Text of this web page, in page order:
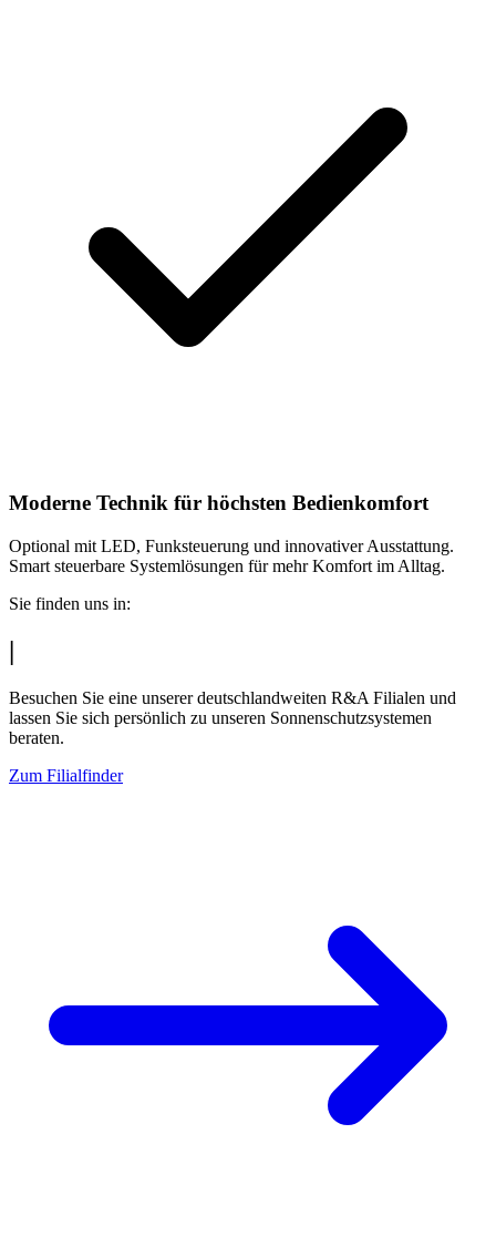
Moderne Technik für höchsten Bedienkomfort
Optional mit LED, Funksteuerung und innovativer Ausstattung.
Smart steuerbare Systemlösungen für mehr Komfort im Alltag.
Sie finden uns in:
|
Besuchen Sie eine unserer deutschlandweiten R&A Filialen und
lassen Sie sich persönlich zu unseren Sonnenschutzsystemen
beraten.
Zum Filialfinder